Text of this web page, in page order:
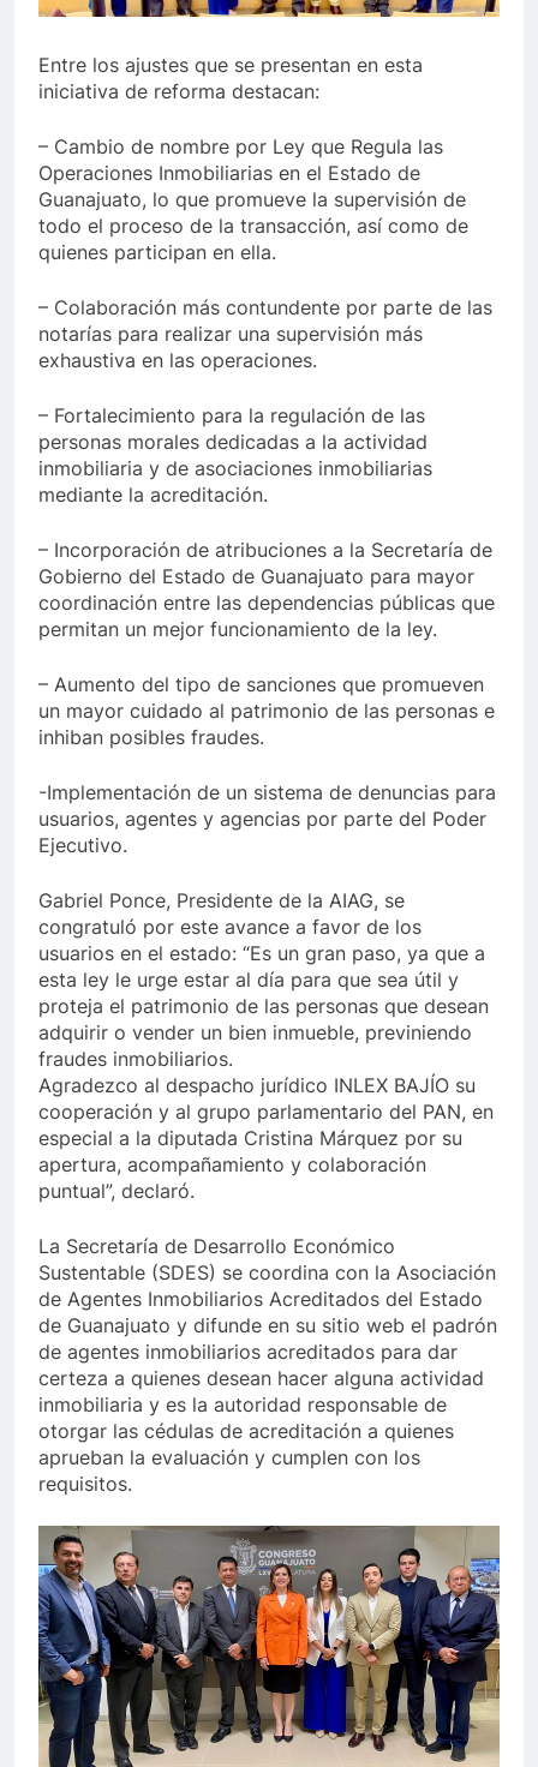
Entre los ajustes que se presentan en esta
iniciativa de reforma destacan:
– Cambio de nombre por Ley que Regula las
Operaciones Inmobiliarias en el Estado de
Guanajuato, lo que promueve la supervisión de
todo el proceso de la transacción, así como de
quienes participan en ella.
– Colaboración más contundente por parte de las
notarías para realizar una supervisión más
exhaustiva en las operaciones.
– Fortalecimiento para la regulación de las
personas morales dedicadas a la actividad
inmobiliaria y de asociaciones inmobiliarias
mediante la acreditación.
– Incorporación de atribuciones a la Secretaría de
Gobierno del Estado de Guanajuato para mayor
coordinación entre las dependencias públicas que
permitan un mejor funcionamiento de la ley.
– Aumento del tipo de sanciones que promueven
un mayor cuidado al patrimonio de las personas e
inhiban posibles fraudes.
-Implementación de un sistema de denuncias para
usuarios, agentes y agencias por parte del Poder
Ejecutivo.
Gabriel Ponce, Presidente de la AIAG, se
congratuló por este avance a favor de los
usuarios en el estado: “Es un gran paso, ya que a
esta ley le urge estar al día para que sea útil y
proteja el patrimonio de las personas que desean
adquirir o vender un bien inmueble, previniendo
fraudes inmobiliarios.
Agradezco al despacho jurídico INLEX BAJÍO su
cooperación y al grupo parlamentario del PAN, en
especial a la diputada Cristina Márquez por su
apertura, acompañamiento y colaboración
puntual”, declaró.
La Secretaría de Desarrollo Económico
Sustentable (SDES) se coordina con la Asociación
de Agentes Inmobiliarios Acreditados del Estado
de Guanajuato y difunde en su sitio web el padrón
de agentes inmobiliarios acreditados para dar
certeza a quienes desean hacer alguna actividad
inmobiliaria y es la autoridad responsable de
otorgar las cédulas de acreditación a quienes
aprueban la evaluación y cumplen con los
requisitos.